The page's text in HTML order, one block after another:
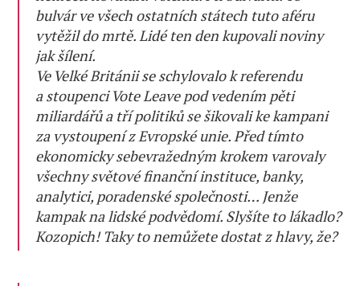
bulvár ve všech ostatních státech tuto aféru
vytěžil do mrtě. Lidé ten den kupovali noviny
jak šílení.
Ve Velké Británii se schylovalo k referendu
a stoupenci Vote Leave pod vedením pěti
miliardářů a tří politiků se šikovali ke kampani
za vystoupení z Evropské unie. Před tímto
ekonomicky sebevražedným krokem varovaly
všechny světové finanční instituce, banky,
analytici, poradenské společnosti… Jenže
kampak na lidské podvědomí. Slyšíte to lákadlo?
Kozopich! Taky to nemůžete dostat z hlavy, že?